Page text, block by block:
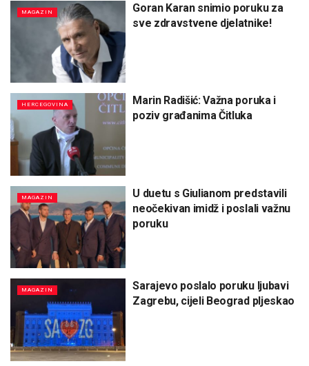
MAGAZIN
Goran Karan snimio poruku za
sve zdravstvene djelatnike!
HERCEGOVINA
Marin Radišić: Važna poruka i
poziv građanima Čitluka
MAGAZIN
U duetu s Giulianom predstavili
neočekivan imidž i poslali važnu
poruku
MAGAZIN
Sarajevo poslalo poruku ljubavi
Zagrebu, cijeli Beograd pljeskao